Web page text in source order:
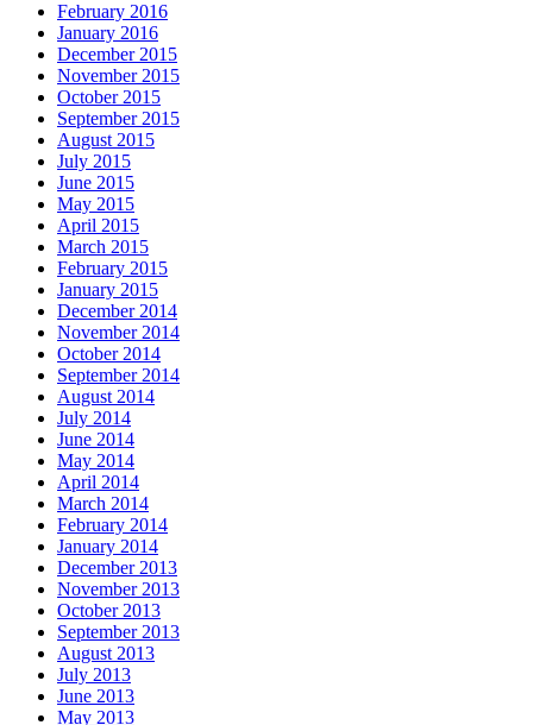
February 2016
January 2016
December 2015
November 2015
October 2015
September 2015
August 2015
July 2015
June 2015
May 2015
April 2015
March 2015
February 2015
January 2015
December 2014
November 2014
October 2014
September 2014
August 2014
July 2014
June 2014
May 2014
April 2014
March 2014
February 2014
January 2014
December 2013
November 2013
October 2013
September 2013
August 2013
July 2013
June 2013
May 2013